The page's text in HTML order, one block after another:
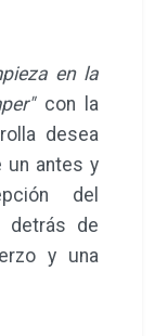
en la
con la
desea
un antes y
del
detrás de
y una